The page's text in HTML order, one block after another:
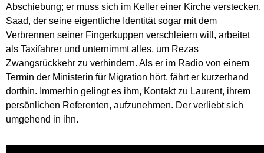
Abschiebung; er muss sich im Keller einer Kirche verstecken.
Saad, der seine eigentliche Identität sogar mit dem
Verbrennen seiner Fingerkuppen verschleiern will, arbeitet
als Taxifahrer und unternimmt alles, um Rezas
Zwangsrückkehr zu verhindern. Als er im Radio von einem
Termin der Ministerin für Migration hört, fährt er kurzerhand
dorthin. Immerhin gelingt es ihm, Kontakt zu Laurent, ihrem
persönlichen Referenten, aufzunehmen. Der verliebt sich
umgehend in ihn.